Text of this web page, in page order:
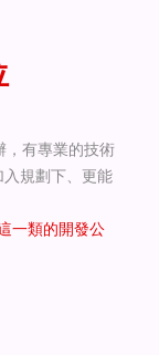
，有專業的技術
規劃下、更能
一類的開發公